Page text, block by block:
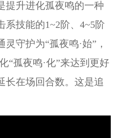
提升进化孤夜鸣的一种
系技能的1~2阶、4~5阶
守护为“孤夜鸣·始”，
“孤夜鸣·化”来达到更好
长在场回合数。这是追